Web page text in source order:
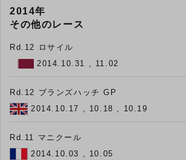
2014年
その他のレース
Rd.12 ロサイル
2014.10.31 , 11.02
Rd.12 ブランズハッチ GP
2014.10.17 , 10.18 , 10.19
Rd.11 マニクール
2014.10.03 , 10.05